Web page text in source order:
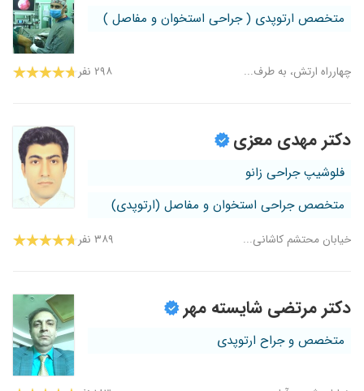
متخصص ارتوپدی ( جراحی استخوان و مفاصل )
چهارراه ارتش، به طرف... ۲۹۸ نفر
دکتر مهدی معزی
فلوشیپ جراحی زانو
متخصص جراحی استخوان و مفاصل (ارتوپدی)
خیابان محتشم کاشانی... ۳۸۹ نفر
دکتر مرتضی شایسته مهر
متخصص و جراح ارتوپدی